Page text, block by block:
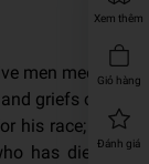
Xem thêm
Giỏ hàng
Đánh giá
men meet
griefs of
his race; a
has died